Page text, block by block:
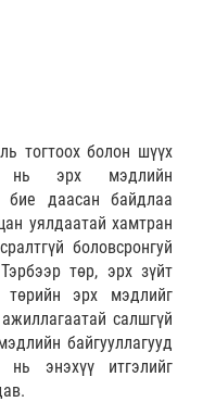
тогтоох болон шүүх
нь эрх мэдлийн
бие даасан байдлаа
уялдаатай хамтран
боловсронгуй
төр, эрх зүйт
эрх мэдлийг
салшгүй
байгууллагууд
энэхүү итгэлийг